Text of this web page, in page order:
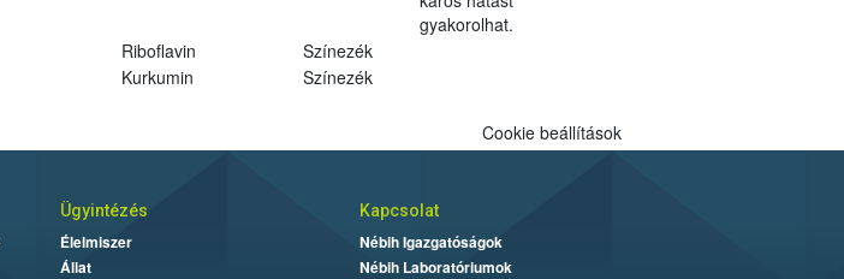
gyakorolhat.
Riboflavin
Színezék
Kurkumin Színezék
Cookie beállítások
Ügyintézés
Élelmiszer
Állat
Kapcsolat
Nébih Igazgatóságok
Nébih Laboratóriumok